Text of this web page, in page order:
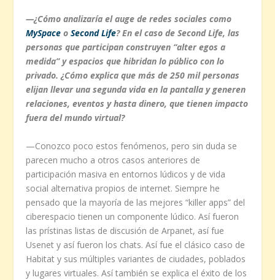
—¿Cómo analizaría el auge de redes sociales como
MySpace oSecond Life? En el caso de Second Life, las
personas que participan construyen “alter egos a
medida” y espacios que hibridan lo público con lo
privado. ¿Cómo explica que más de 250 mil personas
elijan llevar una segunda vida en la pantalla y generen
relaciones, eventos y hasta dinero, que tienen impacto
fuera del mundo virtual?
—Conozco poco estos fenómenos, pero sin duda se
parecen mucho a otros casos anteriores de
participación masiva en entornos lúdicos y de vida
social alternativa propios de internet. Siempre he
pensado que la mayoría de las mejores “killer apps” del
ciberespacio tienen un componente lúdico. Así fueron
las prístinas listas de discusión de Arpanet, así fue
Usenet y así fueron los chats. Así fue el clásico caso de
Habitat y sus múltiples variantes de ciudades, poblados
y lugares virtuales. Así también se explica el éxito de los